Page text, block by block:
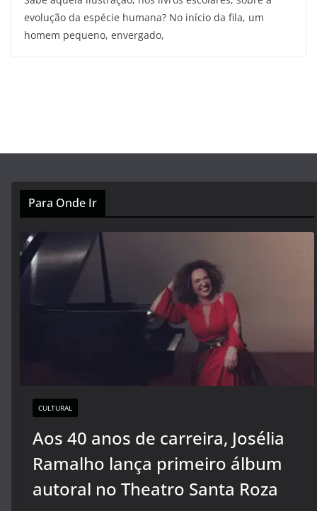
evolução da espécie humana? No início da fila, um
homem pequeno, envergado,
Para Onde Ir
CULTURAL
Aos 40 anos de carreira, Josélia
Ramalho lança primeiro álbum
autoral no Theatro Santa Roza